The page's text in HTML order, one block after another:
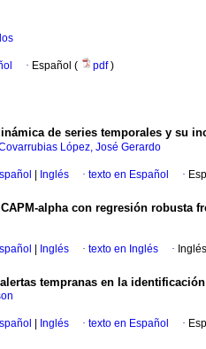
· Español ( pdf)
de series temporales y su
López, José Gerardo
Inglés · texto en Español ·
alpha con regresión robusta
Inglés · texto en Inglés ·
tempranas en la
Inglés · texto en Español ·